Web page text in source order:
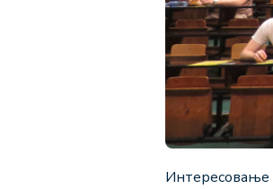
Интересовање